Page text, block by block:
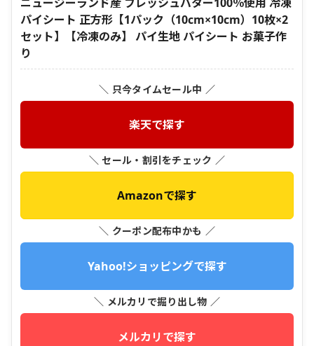
パイシート 正方形【1パック（10cm×10cm）10枚×2
セット】【冷凍のみ】 パイ生地 パイシート お菓子作
り
＼ 只今タイムセール中 ／
楽天で探す
＼ セール・割引をチェック ／
Amazonで探す
＼ クーポン配布中かも ／
Yahoo!ショッピングで探す
＼ メルカリで掘り出し物 ／
メルカリで探す